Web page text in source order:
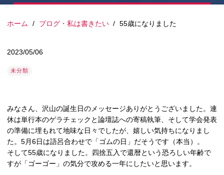
ホーム / ブログ・私は書きたい / 55歳になりました
2023/05/06
未分類
みなさん、沢山の誕生日のメッセージありがとうございました。連
休は単行本のゲラチェックと論壇誌への寄稿執筆、そして学会発表
の準備に埋もれて地味な日々でしたが、嬉しい気持ちになりまし
た。5月6日は語呂合わせで「ゴムの日」だそうです（本当）。
そして55歳になりました。四捨五入で還暦という恐ろしい年齢で
すが「ゴーゴー」の気分で攻める一年にしたいと思います。